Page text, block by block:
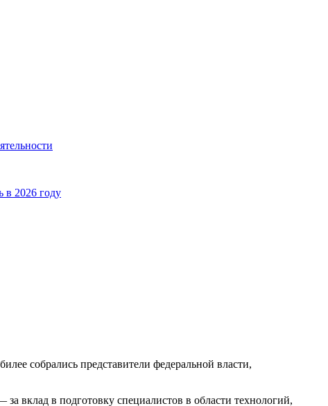
в 2026 году
собрались представители федеральной власти,
вклад в подготовку специалистов в области технологий,